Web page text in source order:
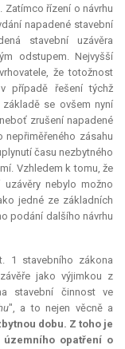
řízení o návrhu
napadené stavební
stavební uzávěra
odstupem. Nejvyšší
že totožnost
případě řešení týchž
se ovšem nyní
zrušení napadené
nepřiměřeného zásahu
času nezbytného
Vzhledem k tomu, že
nebylo možno
jedné ze základních
podání dalšího návrhu
1 stavebního zákona
jako výjimkou z
stavební činnost ve
", a to nejen věcně a
dobu. Z toho je
opatření o